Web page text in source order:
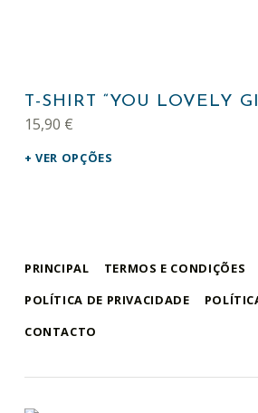
T-SHIRT “YOU LOVELY
15,90 €
VER OPÇÕES
PRINCIPAL
TERMOS E CONDIÇÕES
POLÍTICA DE PRIVACIDADE
CONTACTO